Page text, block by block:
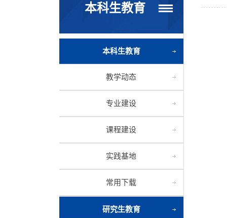
本科生教育
本科生教育
教学动态
专业建设
课程建设
实践基地
常用下载
研究生教育